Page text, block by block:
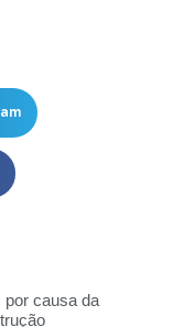
por causa da